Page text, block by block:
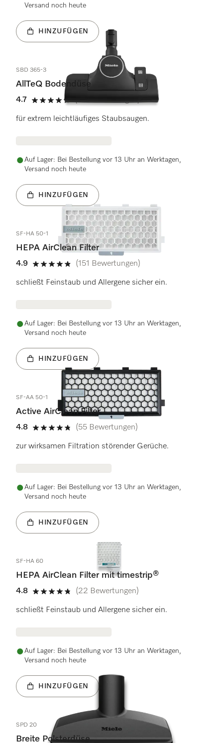
Versand noch heute
HINZUFÜGEN
SBD 365-3
AllTeQ Bodendüse
4.7
4.7 Sterne von 5
(121 Bewertungen)
für extrem leichtläufiges Staubsaugen.
Auf Lager: Bei Bestellung vor 13 Uhr an Werktagen,
Versand noch heute
HINZUFÜGEN
SF-HA 50-1
HEPA AirClean Filter
4.9
4.9 Sterne von 5
(151 Bewertungen)
schließt Feinstaub und Allergene sicher ein.
Auf Lager: Bei Bestellung vor 13 Uhr an Werktagen,
Versand noch heute
HINZUFÜGEN
SF-AA 50-1
Active AirClean Filter
4.8
4.8 Sterne von 5
(55 Bewertungen)
zur wirksamen Filtration störender Gerüche.
Auf Lager: Bei Bestellung vor 13 Uhr an Werktagen,
Versand noch heute
HINZUFÜGEN
SF-HA 60
HEPA AirClean Filter mit timestrip®
4.8
4.8 Sterne von 5
(22 Bewertungen)
schließt Feinstaub und Allergene sicher ein.
Auf Lager: Bei Bestellung vor 13 Uhr an Werktagen,
Versand noch heute
HINZUFÜGEN
SPD 20
Breite Polsterdüse